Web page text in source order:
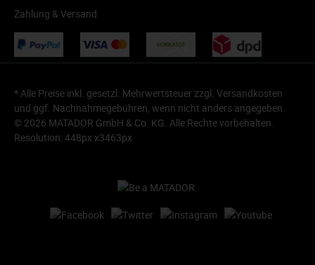
Zahlung & Versand
* Alle Preise inkl. gesetzl. Mehrwertsteuer zzgl. Versandkosten
und ggf. Nachnahmegebühren, wenn nicht anders angegeben.
© 2026 MATADOR GmbH & Co. KG. Alle Rechte vorbehalten.
Resolution: 448px x3463px